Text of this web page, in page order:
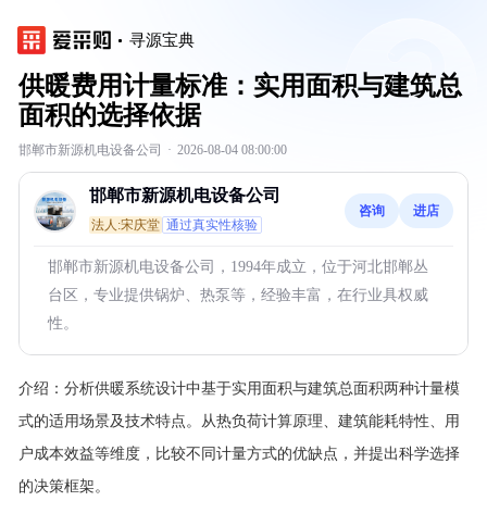
寻源宝典
供暖费用计量标准：实用面积与建筑总
面积的选择依据
邯郸市新源机电设备公司 · 2026-08-04 08:00:00
邯郸市新源机电设备公司
法人:宋庆堂 通过真实性核验
咨询 进店
邯郸市新源机电设备公司，1994年成立，位于河北邯郸丛
台区，专业提供锅炉、热泵等，经验丰富，在行业具权威
性。
介绍： 分析供暖系统设计中基于实用面积与建筑总面积两种计量模
式的适用场景及技术特点。从热负荷计算原理、建筑能耗特性、用
户成本效益等维度，比较不同计量方式的优缺点，并提出科学选择
的决策框架。